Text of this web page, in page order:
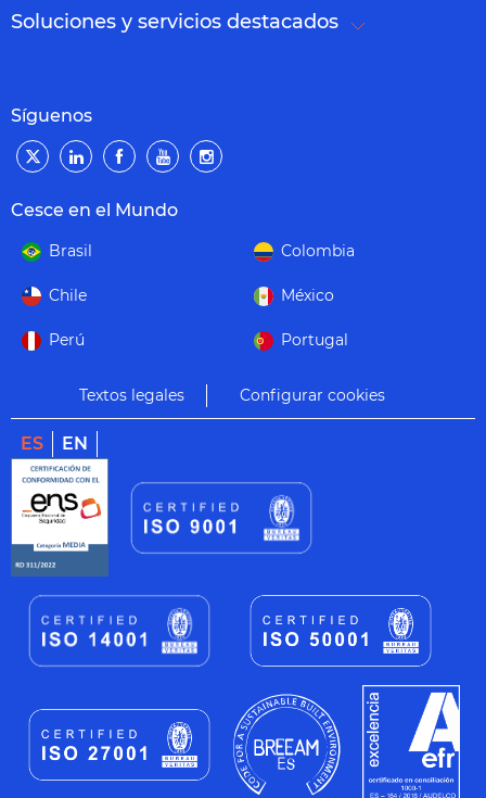
Soluciones y servicios destacados
Síguenos
Cesce en el Mundo
Brasil Colombia
Chile México
Perú Portugal
Textos legales Configurar cookies
ES EN